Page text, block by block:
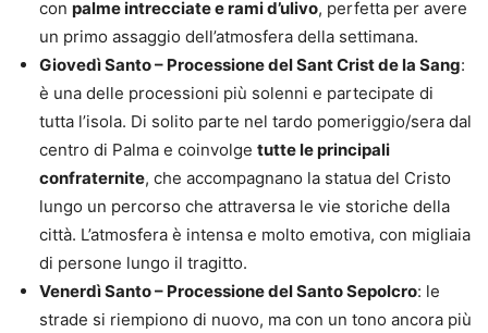
con palme intrecciate e rami d’ulivo, perfetta per avere
un primo assaggio dell’atmosfera della settimana.
Giovedì Santo – Processione del Sant Crist de la Sang:
è una delle processioni più solenni e partecipate di
tutta l’isola. Di solito parte nel tardo pomeriggio/sera dal
centro di Palma e coinvolge tutte le principali
confraternite, che accompagnano la statua del Cristo
lungo un percorso che attraversa le vie storiche della
città. L’atmosfera è intensa e molto emotiva, con migliaia
di persone lungo il tragitto.
Venerdì Santo – Processione del Santo Sepolcro: le
strade si riempiono di nuovo, ma con un tono ancora più